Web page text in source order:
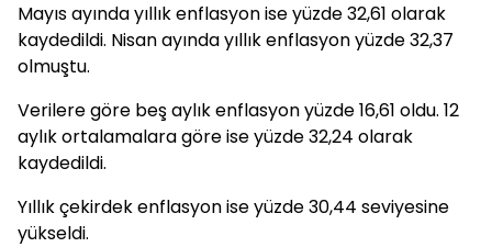
Mayıs ayında yıllık enflasyon ise yüzde 32,61 olarak
kaydedildi. Nisan ayında yıllık enflasyon yüzde 32,37
olmuştu.
Verilere göre beş aylık enflasyon yüzde 16,61 oldu. 12
aylık ortalamalara göre ise yüzde 32,24 olarak
kaydedildi.
Yıllık çekirdek enflasyon ise yüzde 30,44 seviyesine
yükseldi.